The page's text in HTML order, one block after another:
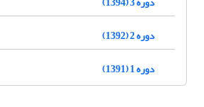
دوره 2 (1392)
دوره 1 (1391)